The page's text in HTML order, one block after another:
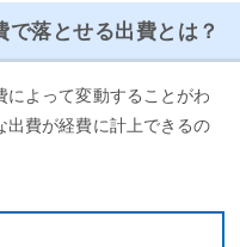
落とせる出費とは？
よって変動することがわ
出費が経費に計上できるの